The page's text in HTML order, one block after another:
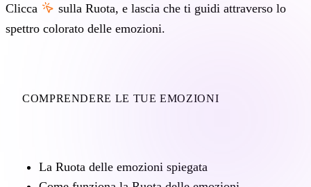
Clicca sulla Ruota, e lascia che ti guidi attraverso lo
spettro colorato delle emozioni.
COMPRENDERE LE TUE EMOZIONI
La Ruota delle emozioni spiegata